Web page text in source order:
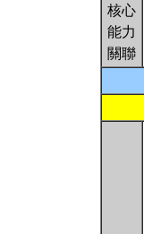
核心
能力
關聯